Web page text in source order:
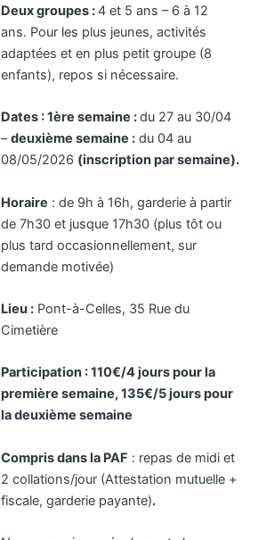
Deux groupes :4 et 5 ans – 6 à 12
ans. Pour les plus jeunes, activités
adaptées et en plus petit groupe (8
enfants), repos si nécessaire.
Dates : 1ère semaine :du 27 au 30/04
–deuxième semaine : du 04 au
08/05/2026 (inscription par semaine).
Horaire : de 9h à 16h, garderie à partir
de 7h30 et jusque 17h30 (plus tôt ou
plus tard occasionnellement, sur
demande motivée)
Lieu : Pont-à-Celles, 35 Rue du
Cimetière
Participation :110€/4 jours pour la
première semaine, 135€/5 jours pour
la deuxième semaine
Compris dans la PAF : repas de midi et
2 collations/jour (Attestation mutuelle +
fiscale, garderie payante).